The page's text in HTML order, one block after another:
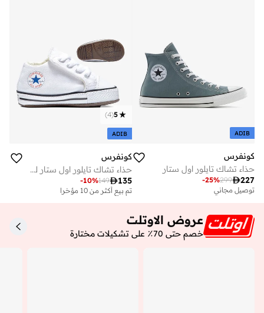
ADIB
كونفرس
حذاء تشاك تايلور اول ستار
227
299
-25%
توصيل مجاني
5
(
4
)
ADIB
كونفرس
حذاء تشاك تايلور اول ستار للبيبي
135
149
-10%
تم بيع أكثر من 10 مؤخرا
عروض الاوتلت
خصم حتى 70٪ على تشكيلات مختارة